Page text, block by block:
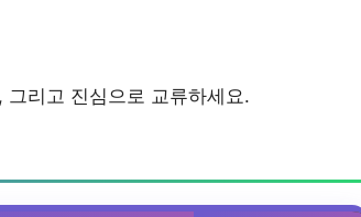
리고 진심으로 교류하세요.